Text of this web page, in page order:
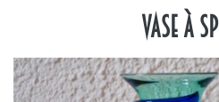
Vase à